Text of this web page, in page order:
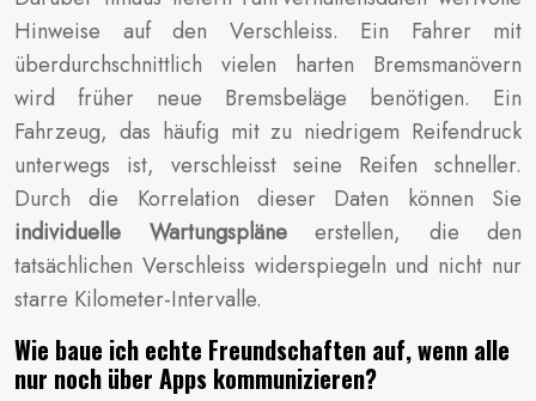
Hinweise auf den Verschleiss. Ein Fahrer mit
überdurchschnittlich vielen harten Bremsmanövern
wird früher neue Bremsbeläge benötigen. Ein
Fahrzeug, das häufig mit zu niedrigem Reifendruck
unterwegs ist, verschleisst seine Reifen schneller.
Durch die Korrelation dieser Daten können Sie
individuelle Wartungspläneerstellen, die den
tatsächlichen Verschleiss widerspiegeln und nicht nur
starre Kilometer-Intervalle.
Wie baue ich echte Freundschaften auf, wenn alle
nur noch über Apps kommunizieren?